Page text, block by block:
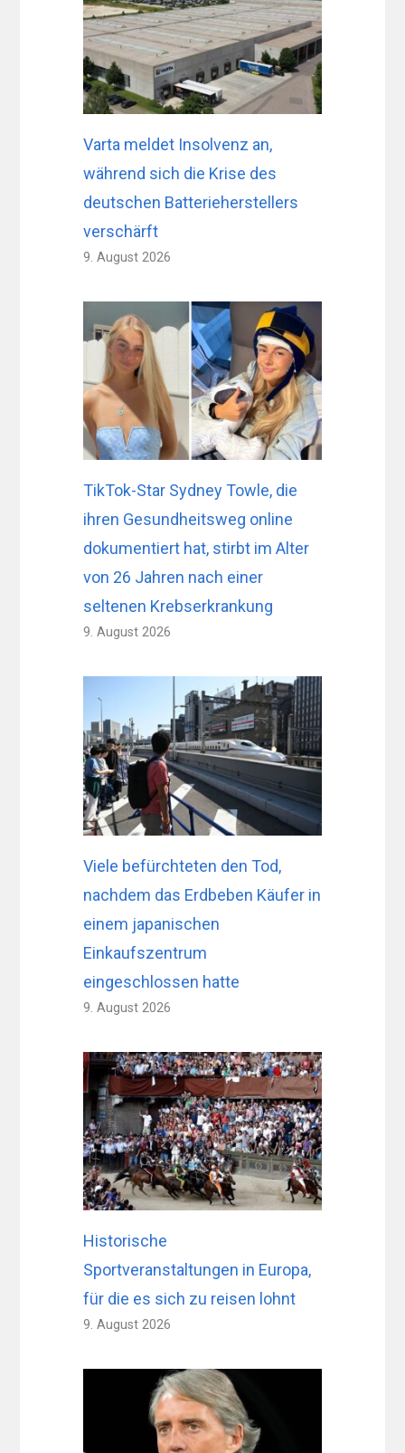
Varta meldet Insolvenz an,
während sich die Krise des
deutschen Batterieherstellers
verschärft
9. August 2026
TikTok-Star Sydney Towle, die
ihren Gesundheitsweg online
dokumentiert hat, stirbt im Alter
von 26 Jahren nach einer
seltenen Krebserkrankung
9. August 2026
Viele befürchteten den Tod,
nachdem das Erdbeben Käufer in
einem japanischen
Einkaufszentrum
eingeschlossen hatte
9. August 2026
Historische
Sportveranstaltungen in Europa,
für die es sich zu reisen lohnt
9. August 2026